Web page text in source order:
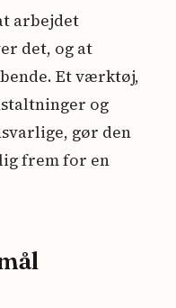
arbejdet
det, og at
Et værktøj,
og
gør den
frem for en